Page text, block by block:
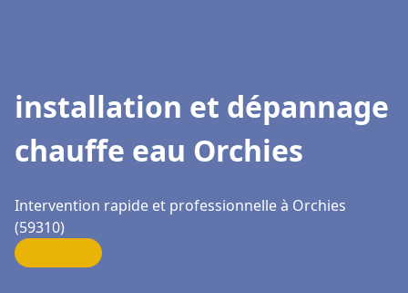
installation et dépannage
chauffe eau Orchies
Intervention rapide et professionnelle à Orchies
(59310)